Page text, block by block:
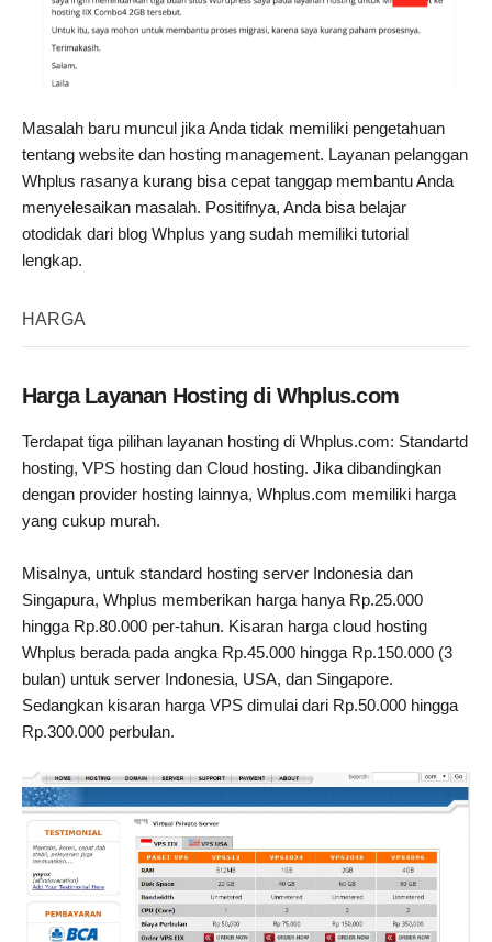
Masalah baru muncul jika Anda tidak memiliki pengetahuan
tentang website dan hosting management. Layanan pelanggan
Whplus rasanya kurang bisa cepat tanggap membantu Anda
menyelesaikan masalah. Positifnya, Anda bisa belajar
otodidak dari blog Whplus yang sudah memiliki tutorial
lengkap.
HARGA
Harga Layanan Hosting di Whplus.com
Terdapat tiga pilihan layanan hosting di Whplus.com: Standartd
hosting, VPS hosting dan Cloud hosting. Jika dibandingkan
dengan provider hosting lainnya, Whplus.com memiliki harga
yang cukup murah.
Misalnya, untuk standard hosting server Indonesia dan
Singapura, Whplus memberikan harga hanya Rp.25.000
hingga Rp.80.000 per-tahun. Kisaran harga cloud hosting
Whplus berada pada angka Rp.45.000 hingga Rp.150.000 (3
bulan) untuk server Indonesia, USA, dan Singapore.
Sedangkan kisaran harga VPS dimulai dari Rp.50.000 hingga
Rp.300.000 perbulan.